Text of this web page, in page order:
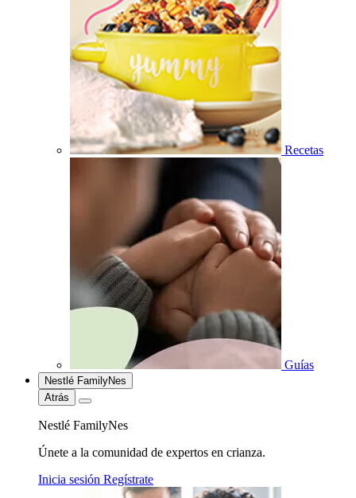
Recetas
Guías
Nestlé FamilyNes
Atrás
Nestlé FamilyNes
Únete a la comunidad de expertos en crianza.
Inicia sesión Regístrate